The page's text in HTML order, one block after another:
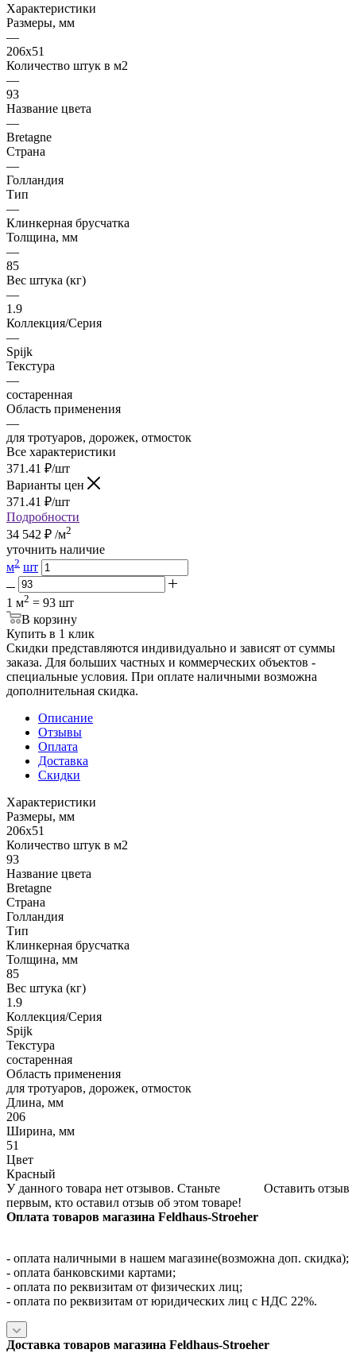
Характеристики
Размеры, мм
—
206x51
Количество штук в м2
—
93
Название цвета
—
Bretagne
Страна
—
Голландия
Тип
—
Клинкерная брусчатка
Толщина, мм
—
85
Вес штука (кг)
—
1.9
Коллекция/Серия
—
Spijk
Текстура
—
состаренная
Область применения
—
для тротуаров, дорожек, отмосток
Все характеристики
371.41 ₽/шт
Варианты цен
371.41 ₽/шт
Подробности
34 542 ₽ /м2
уточнить наличие
м2 шт
1 м2 = 93 шт
В корзину
Купить в 1 клик
Скидки представляются индивидуально и зависят от суммы
заказа. Для больших частных и коммерческих объектов -
специальные условия. При оплате наличными возможна
дополнительная скидка.
Описание
Отзывы
Оплата
Доставка
Скидки
Характеристики
Размеры, мм
206x51
Количество штук в м2
93
Название цвета
Bretagne
Страна
Голландия
Тип
Клинкерная брусчатка
Толщина, мм
85
Вес штука (кг)
1.9
Коллекция/Серия
Spijk
Текстура
состаренная
Область применения
для тротуаров, дорожек, отмосток
Длина, мм
206
Ширина, мм
51
Цвет
Красный
Оставить отзыв
У данного товара нет отзывов. Станьте
первым, кто оставил отзыв об этом товаре!
Оплата товаров магазина Feldhaus-Stroeher
- оплата наличными в нашем магазине(возможна доп. скидка);
- оплата банковскими картами;
- оплата по реквизитам от физических лиц;
- оплата по реквизитам от юридических лиц с НДС 22%.
Доставка товаров магазина Feldhaus-Stroeher